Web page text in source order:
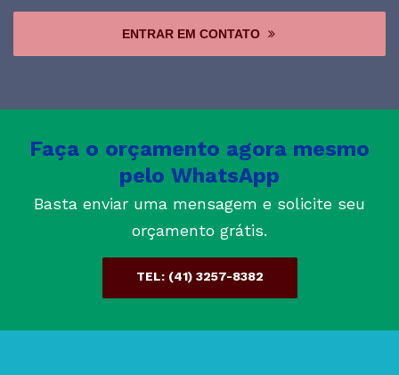
ENTRAR EM CONTATO
Faça o orçamento agora mesmo
pelo WhatsApp
Basta enviar uma mensagem e solicite seu
orçamento grátis.
TEL: (41) 3257-8382